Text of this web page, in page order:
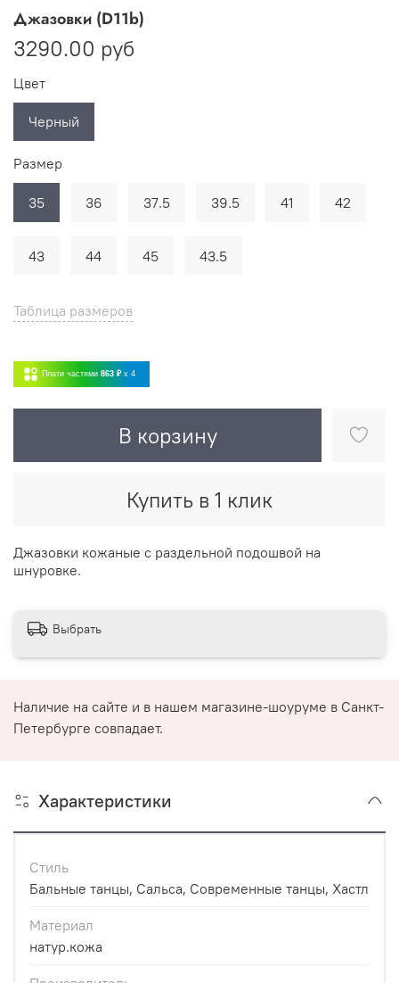
Джазовки (D11b)
3290.00 руб
Таблица размеров
Плати частями 863 ₽ x 4
В корзину
Купить в 1 клик
Цвет
Черный
Размер
35 36 37.5 39.5 41 42
43 44 45 43.5
Джазовки кожаные с раздельной подошвой на
шнуровке.
Выбрать
Наличие на сайте и в нашем магазине-шоуруме в Санкт-
Петербурге совпадает.
Характеристики
Стиль
Бальные танцы, Сальса, Современные танцы, Хастл
Материал
натур.кожа